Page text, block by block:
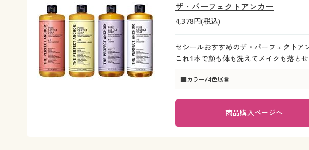
ザ・パーフェクトアンカー
4,378円(税込)
セシールおすすめのザ・パーフェクト
これ1本で顔も体も洗えてメイクも落と
■カラー/4色展開
商品購入ページへ